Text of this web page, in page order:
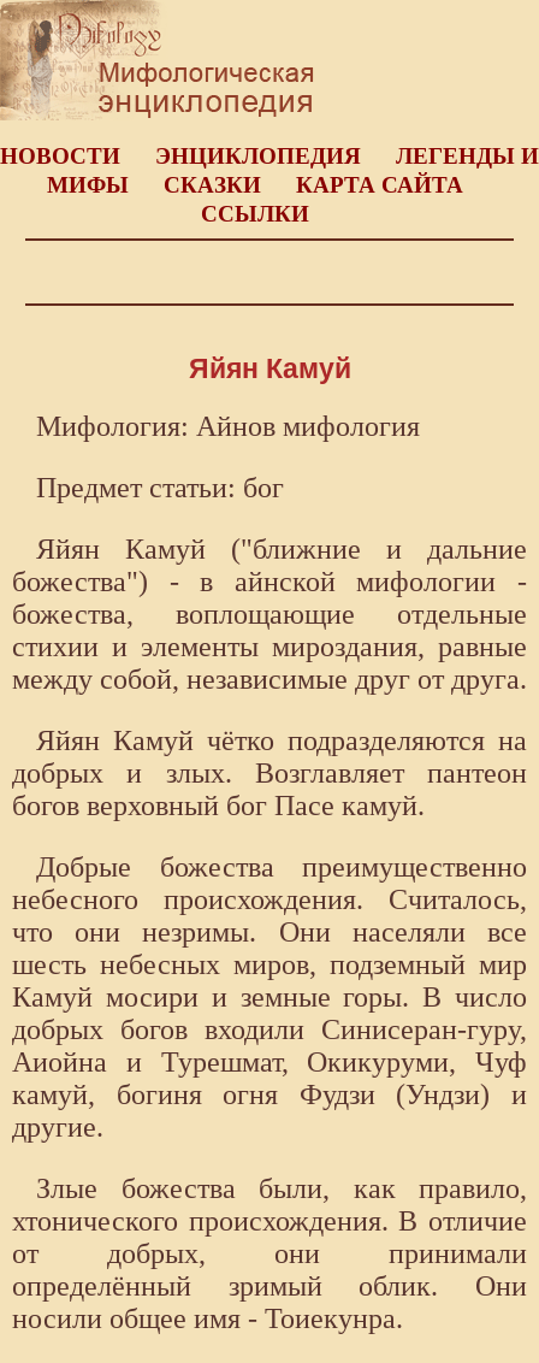
НОВОСТИ ЭНЦИКЛОПЕДИЯ
ЛЕГЕНДЫ И
МИФЫ
СКАЗКИ
КАРТА САЙТА
ССЫЛКИ
Яйян Камуй
Мифология: Айнов мифология
Предмет статьи: бог
Яйян Камуй ("ближние и дальние
божества") - в айнской мифологии -
божества, воплощающие отдельные
стихии и элементы мироздания, равные
между собой, независимые друг от друга.
Яйян Камуй чётко подразделяются на
добрых и злых. Возглавляет пантеон
богов верховный бог Пасе камуй.
Добрые божества преимущественно
небесного происхождения. Считалось,
что они незримы. Они населяли все
шесть небесных миров, подземный мир
Камуй мосири и земные горы. В число
добрых богов входили Синисеран-гуру,
Аиойна и Турешмат, Окикуруми, Чуф
камуй, богиня огня Фудзи (Ундзи) и
другие.
Злые божества были, как правило,
хтонического происхождения. В отличие
от добрых, они принимали
определённый зримый облик. Они
носили общее имя - Тоиекунра.